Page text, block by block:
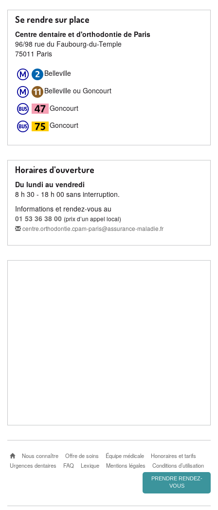
Se rendre sur place
Centre dentaire et d'orthodontie de Paris
96/98 rue du Faubourg-du-Temple
75011 Paris
Belleville
Belleville ou Goncourt
Goncourt
Goncourt
Horaires d'ouverture
Du lundi au vendredi
8 h 30 - 18 h 00 sans interruption.
Informations et rendez-vous au
01 53 36 38 00 (prix d’un appel local)
centre.orthodontie.cpam-paris@assurance-maladie.fr
Nous connaître Offre de soins Équipe médicale
Honoraires et tarifs
Urgences dentaires
FAQ Lexique Mentions légales Conditions d’utilisation
PRENDRE RENDEZ-
VOUS